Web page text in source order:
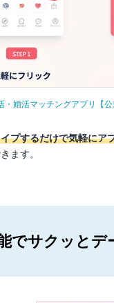
・婚活マッチングアプリ【
プするだけで気軽にア
ます。
でサクッとデ